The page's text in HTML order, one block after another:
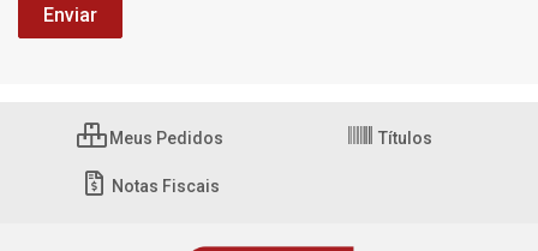
Meus Pedidos Títulos
Notas Fiscais